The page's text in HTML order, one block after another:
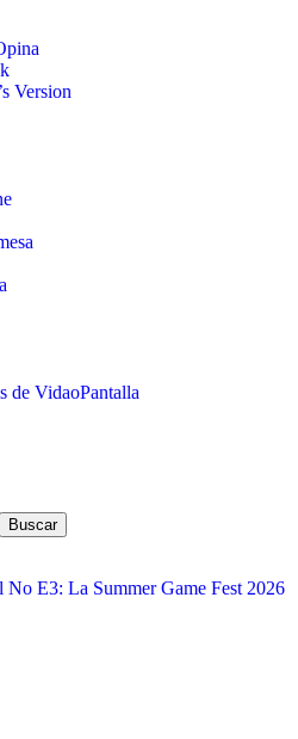
Version
de VidaoPantalla
Buscar
No E3: La Summer Game Fest 2026